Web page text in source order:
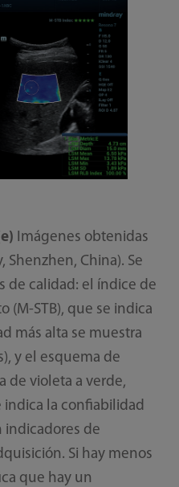
Imágenes obtenidas
Shenzhen, China). Se
de calidad: el índice de
(M-STB), que se indica
más alta se muestra
y el esquema de
de violeta a verde,
la confiabilidad
indicadores de
Si hay menos
que hay un